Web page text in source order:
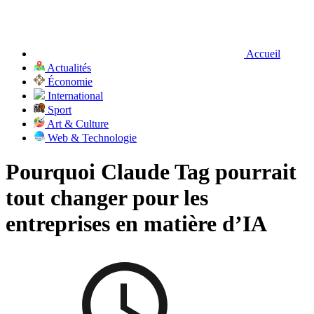
Accueil
Actualités
Économie
International
Sport
Art & Culture
Web & Technologie
Pourquoi Claude Tag pourrait
tout changer pour les
entreprises en matière d’IA